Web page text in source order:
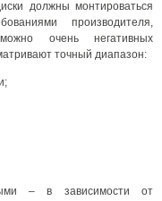
должны монтироваться
производителя,
очень негативных
точный диапазон:
– в зависимости от